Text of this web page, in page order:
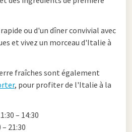
ou d'un dîner convivial avec
et vivez un morceau d'Italie à
fraîches sont également
, pour profiter de l'Italie à la
– 14:30
21:30